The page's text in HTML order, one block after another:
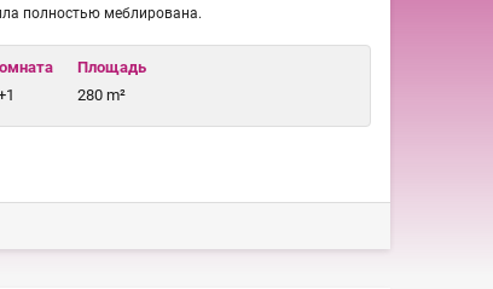
полностью меблирована.
Площадь
280 m²